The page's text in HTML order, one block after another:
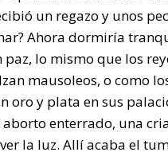
un regazo y unos
Ahora dormiría
paz, lo mismo que los
mausoleos, o como
oro y plata en sus
aborto enterrado, una
la luz. Allí acaba el